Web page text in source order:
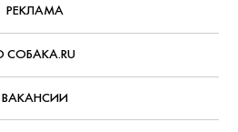
РЕКЛАМА
ВАКАНСИИ